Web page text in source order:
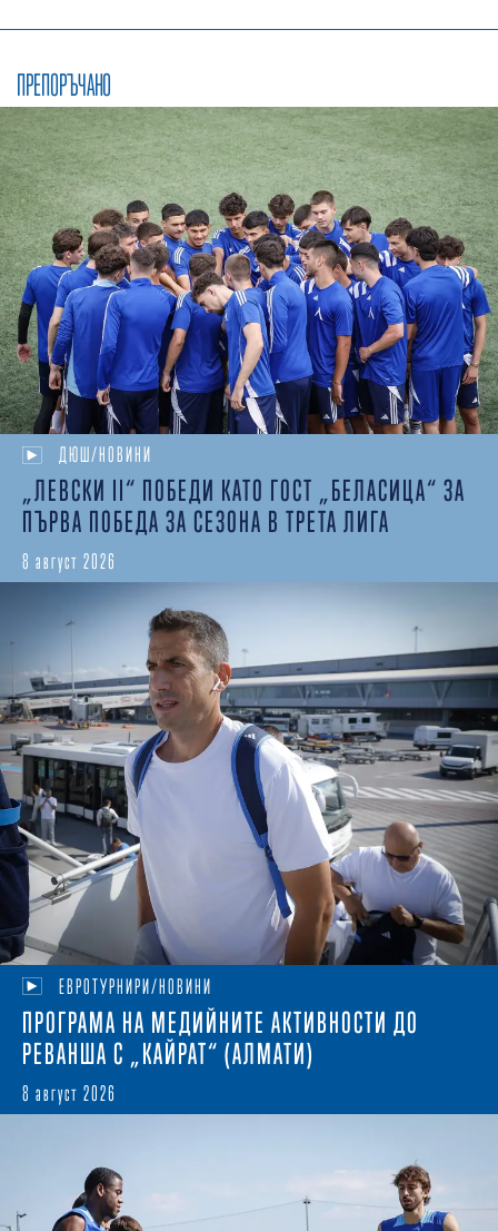
ПРЕПОРЪЧАНО
ДЮШ/НОВИНИ
„ЛЕВСКИ II“ ПОБЕДИ КАТО ГОСТ „БЕЛАСИЦА“ ЗА
ПЪРВА ПОБЕДА ЗА СЕЗОНА В ТРЕТА ЛИГА
8 август 2026
ЕВРОТУРНИРИ/НОВИНИ
ПРОГРАМА НА МЕДИЙНИТЕ АКТИВНОСТИ ДО
РЕВАНША С „КАЙРАТ“ (АЛМАТИ)
8 август 2026